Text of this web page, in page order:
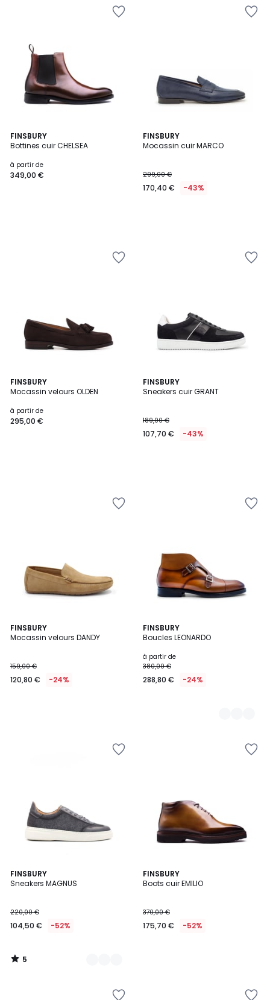
FINSBURY
Bottines cuir CHELSEA
à partir de
349,00 €
FINSBURY
Mocassin cuir MARCO
299,00 €
170,40 € -43%
FINSBURY
Mocassin velours OLDEN
à partir de
295,00 €
FINSBURY
Sneakers cuir GRANT
189,00 €
107,70 € -43%
FINSBURY
Mocassin velours DANDY
159,00 €
120,80 € -24%
FINSBURY
Boucles LEONARDO
à partir de
380,00 €
288,80 € -24%
2
Couleurs
FINSBURY
Sneakers MAGNUS
220,00 €
104,50 € -52%
5
/
2
Couleurs
5
/
FINSBURY
Boots cuir EMILIO
370,00 €
175,70 € -52%